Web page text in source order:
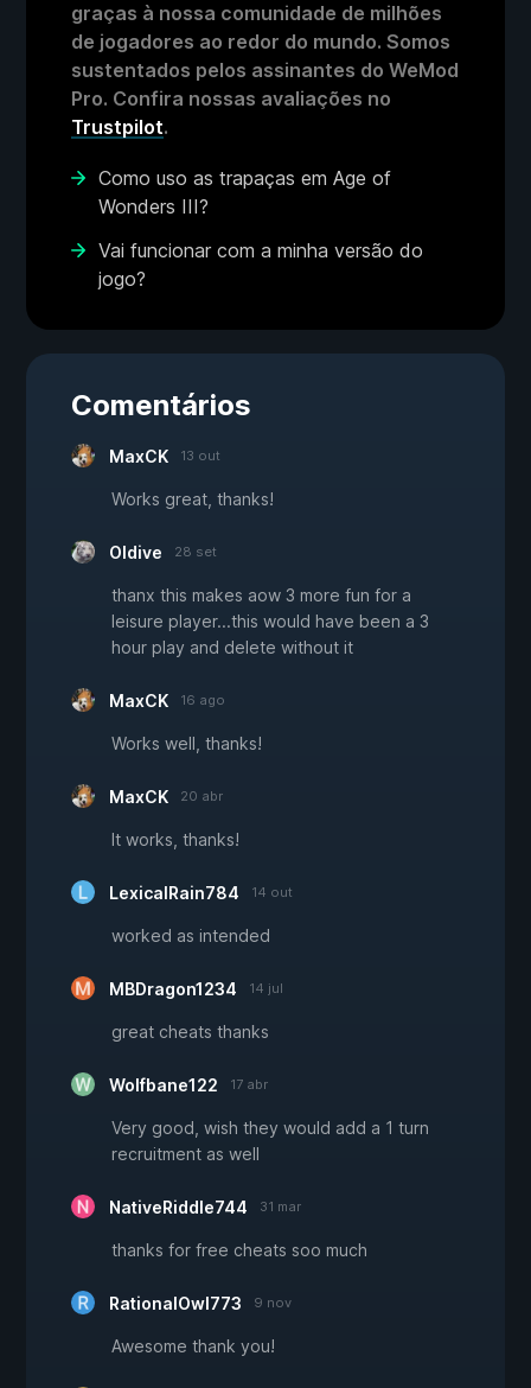
graças à nossa comunidade de milhões
de jogadores ao redor do mundo. Somos
sustentados pelos assinantes do WeMod
Pro. Confira nossas avaliações no
Trustpilot.
Como uso as trapaças em Age of
Wonders III?
Vai funcionar com a minha versão do
jogo?
Comentários
MaxCK 13 out
Works great, thanks!
Oldive 28 set
thanx this makes aow 3 more fun for a
leisure player...this would have been a 3
hour play and delete without it
MaxCK 16 ago
Works well, thanks!
MaxCK 20 abr
It works, thanks!
LexicalRain784 14 out
worked as intended
MBDragon1234 14 jul
great cheats thanks
Wolfbane122 17 abr
Very good, wish they would add a 1 turn
recruitment as well
NativeRiddle744 31 mar
thanks for free cheats soo much
RationalOwl773 9 nov
Awesome thank you!